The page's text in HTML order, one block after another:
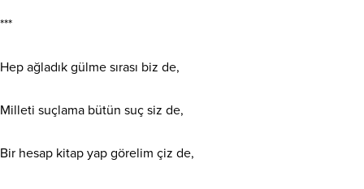
***
Hep ağladık gülme sırası biz de,
Milleti suçlama bütün suç siz de,
Bir hesap kitap yap görelim çiz de,